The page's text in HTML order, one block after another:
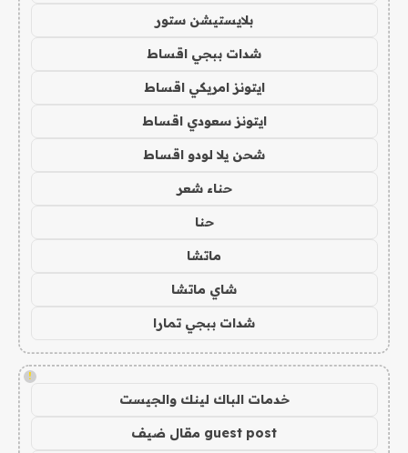
بلايستيشن ستور
شدات ببجي اقساط
ايتونز امريكي اقساط
ايتونز سعودي اقساط
شحن يلا لودو اقساط
حناء شعر
حنا
ماتشا
شاي ماتشا
شدات ببجي تمارا
!
خدمات الباك لينك والجيست
guest post مقال ضيف